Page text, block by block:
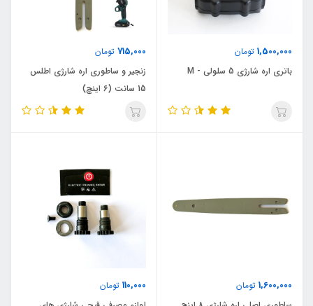
1,500,000 تومان
باتری اره شارژی 5 سلولی - M
715,000 تومان
زنجیر و ساطوری اره شارژی اطلس
15 سانت (6 اینچ)
1,600,000 تومان
110,000 تومان